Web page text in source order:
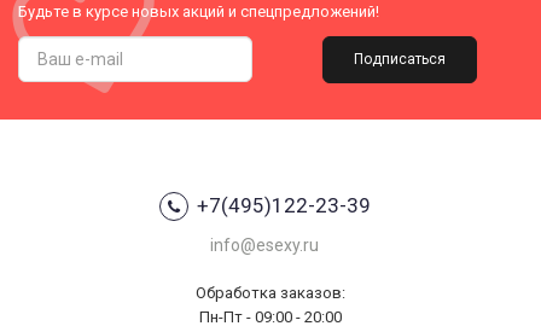
Будьте в курсе новых акций и спецпредложений!
Подписаться
+7(495)122-23-39
info@esexy.ru
Обработка заказов:
Пн-Пт - 09:00 - 20:00